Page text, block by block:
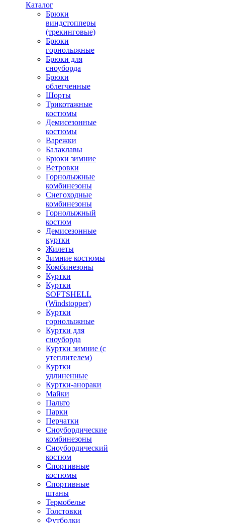
Каталог
Брюки
виндстопперы
(трекинговые)
Брюки
горнолыжные
Брюки для
сноуборда
Брюки
облегченные
Шорты
Трикотажные
костюмы
Демисезонные
костюмы
Варежки
Балаклавы
Брюки зимние
Ветровки
Горнолыжные
комбинезоны
Снегоходные
комбинезоны
Горнолыжный
костюм
Демисезонные
куртки
Жилеты
Зимние костюмы
Комбинезоны
Куртки
Куртки
SOFTSHELL
(Windstopper)
Куртки
горнолыжные
Куртки для
сноуборда
Куртки зимние (с
утеплителем)
Куртки
удлиненные
Куртки-анораки
Майки
Пальто
Парки
Перчатки
Сноубордические
комбинезоны
Сноубордический
костюм
Спортивные
костюмы
Спортивные
штаны
Термобелье
Толстовки
Футболки